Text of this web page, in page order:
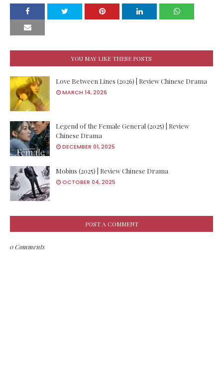
YOU MAY LIKE THESE POSTS
Love Between Lines (2026) | Review Chinese Drama
MARCH 14, 2026
Legend of the Female General (2025) | Review
Chinese Drama
DECEMBER 01, 2025
Mobius (2025) | Review Chinese Drama
OCTOBER 04, 2025
POST A COMMENT
0 Comments